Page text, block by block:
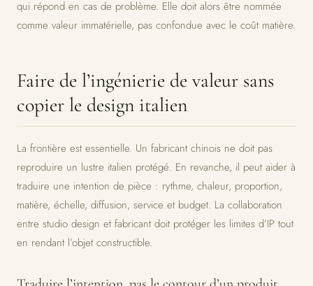
qui répond en cas de problème. Elle doit alors être nommée
comme valeur immatérielle, pas confondue avec le coût matière.
Faire de l’ingénierie de valeur sans
copier le design italien
La frontière est essentielle. Un fabricant chinois ne doit pas
reproduire un lustre italien protégé. En revanche, il peut aider à
traduire une intention de pièce : rythme, chaleur, proportion,
matière, échelle, diffusion, service et budget. La collaboration
entre studio design et fabricant doit protéger les limites d’IP tout
en rendant l’objet constructible.